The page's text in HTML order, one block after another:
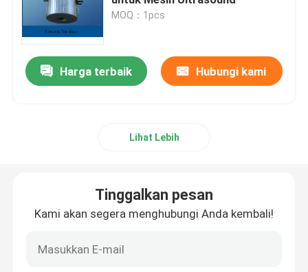
Getaran Ultrasonic Transducer
Immersible Ultrasonic Transducer
Mesin pembersih ultrasonik
Pengganggu ultrasonik sel
MOQ：1pcs
Harga terbaik Hubungi kami
Lihat Lebih
Tinggalkan pesan
Kami akan segera menghubungi Anda kembali!